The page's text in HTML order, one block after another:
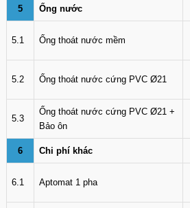
5 Ống nước
5.1 Ống thoát nước mềm
5.2 Ống thoát nước cứng PVC Ø21
5.3
Ống thoát nước cứng PVC Ø21 +
Bảo ôn
6 Chi phí khác
6.1 Aptomat 1 pha